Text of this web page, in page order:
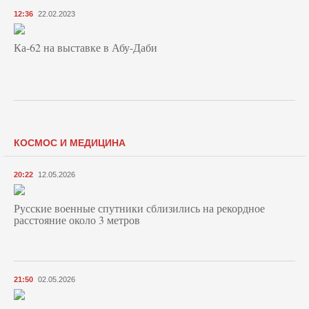
12:36 22.02.2023
Ка-62 на выставке в Абу-Даби
КОСМОС И МЕДИЦИНА
20:22 12.05.2026
Русские военные спутники сблизились на рекордное
расстояние около 3 метров
21:50 02.05.2026